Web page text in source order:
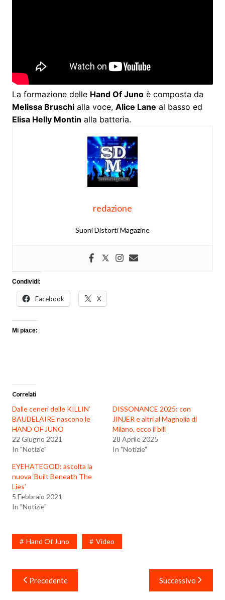
La formazione delle Hand Of Junoè composta da
Melissa Bruschialla voce, Alice Lane al basso ed
Elisa Helly Montin alla batteria.
redazione
Suoni Distorti Magazine
Condividi:
Facebook X
Mi piace:
Correlati
Dalle ceneri delle KILLIN’
BAUDELAIRE nascono le
HAND OF JUNO
22 Giugno 2021
In "Notizie"
DISSONANCE 2025: con
JINJER e altri al Magnolia di
Milano, ecco il bill
28 Aprile 2025
In "Notizie"
EYEHATEGOD: ascolta la
nuova ‘Built Beneath The
Lies’
5 Febbraio 2021
In "Notizie"
Hand Of Juno Video
Navigazione
articoli
Precedente Successivo